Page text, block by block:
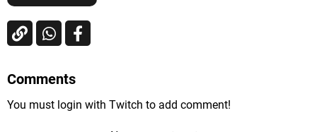
Comments
You must login with Twitch to add comment!